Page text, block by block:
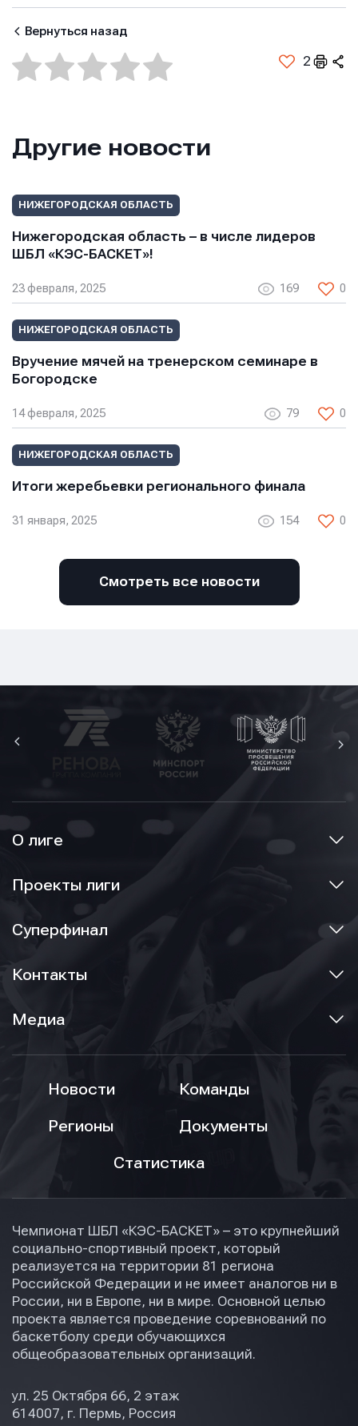
Вернуться назад
2
Другие новости
НИЖЕГОРОДСКАЯ ОБЛАСТЬ
Нижегородская область – в числе лидеров
ШБЛ «КЭС-БАСКЕТ»!
23 февраля, 2025 169 0
НИЖЕГОРОДСКАЯ ОБЛАСТЬ
Вручение мячей на тренерском семинаре в
Богородске
14 февраля, 2025 79 0
НИЖЕГОРОДСКАЯ ОБЛАСТЬ
Итоги жеребьевки регионального финала
31 января, 2025 154 0
Смотреть все новости
О лиге
Проекты лиги
Суперфинал
Контакты
Медиа
Новости
Команды
Регионы
Документы
Статистика
Чемпионат ШБЛ «КЭС-БАСКЕТ» – это крупнейший
социально-спортивный проект, который
реализуется на территории 81 региона
Российской Федерации и не имеет аналогов ни в
России, ни в Европе, ни в мире. Основной целью
проекта является проведение соревнований по
баскетболу среди обучающихся
общеобразовательных организаций.
ул. 25 Октября 66, 2 этаж
614007, г. Пермь, Россия